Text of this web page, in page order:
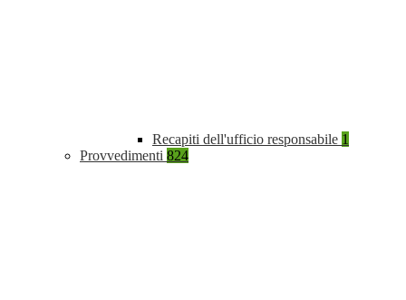
Recapiti dell'ufficio responsabile 1
Provvedimenti 824